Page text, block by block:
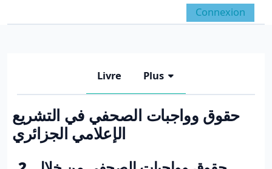
Panneau latéral
Activer/désactiver la
Connexion
Livre Plus
حقوق وواجبات الصحفي في التشريع
الإعلامي الجزائري